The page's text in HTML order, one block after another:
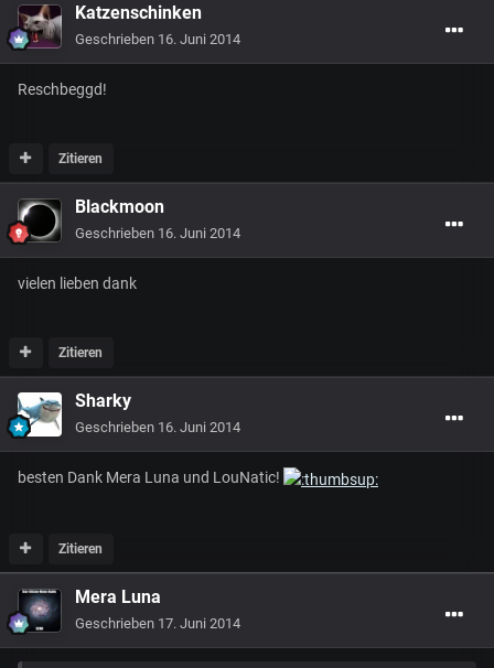
Katzenschinken
Geschrieben 16. Juni 2014
Reschbeggd!
Zitieren
Blackmoon
Geschrieben 16. Juni 2014
vielen lieben dank
Zitieren
Sharky
Geschrieben 16. Juni 2014
besten Dank Mera Luna und LouNatic!
Zitieren
Mera Luna
Geschrieben 17. Juni 2014